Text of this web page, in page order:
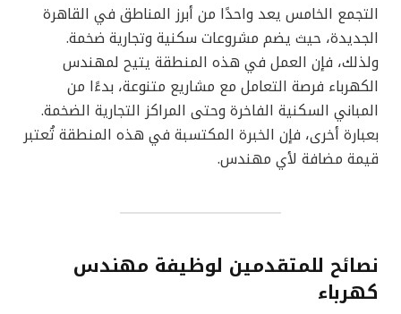
التجمع الخامس يعد واحدًا من أبرز المناطق في القاهرة
الجديدة، حيث يضم مشروعات سكنية وتجارية ضخمة.
ولذلك، فإن العمل في هذه المنطقة يتيح لمهندس
الكهرباء فرصة التعامل مع مشاريع متنوعة، بدءًا من
المباني السكنية الفاخرة وحتى المراكز التجارية الضخمة.
بعبارة أخرى، فإن الخبرة المكتسبة في هذه المنطقة تُعتبر
قيمة مضافة لأي مهندس.
نصائح للمتقدمين لوظيفة مهندس
كهرباء